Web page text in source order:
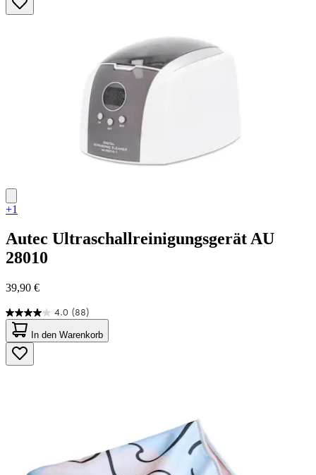
+1
Autec Ultraschallreinigungsgerät AU
28010
39,90 €
4.0 (88)
4.0
von
5
Sternen.
88
In den Warenkorb